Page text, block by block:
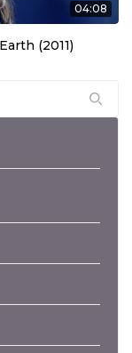
04:08
(2011)